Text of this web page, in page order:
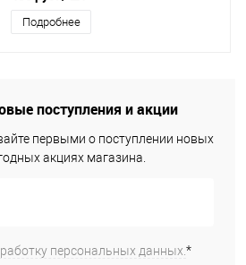
Подробнее
поступления и акции
первыми о поступлении новых
акциях магазина.
персональных данных.*